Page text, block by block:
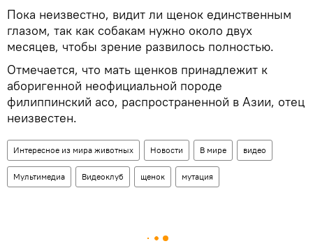
Пока неизвестно, видит ли щенок единственным
глазом, так как собакам нужно около двух
месяцев, чтобы зрение развилось полностью.
Отмечается, что мать щенков принадлежит к
аборигенной неофициальной породе
филиппинский асо, распространенной в Азии, отец
неизвестен.
Интересное из мира животных Новости В мире видео
Мультимедиа Видеоклуб щенок мутация